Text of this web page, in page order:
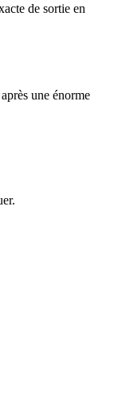
de sortie en
une énorme